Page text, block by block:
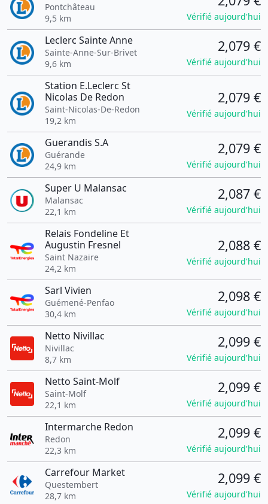
Pontchâteau
9,5 km
Vérifié aujourd'hui
Leclerc Sainte Anne
Sainte-Anne-Sur-Brivet
9,6 km
2,079 €
Vérifié aujourd'hui
Station E.Leclerc St
Nicolas De Redon
Saint-Nicolas-De-Redon
19,2 km
2,079 €
Vérifié aujourd'hui
Guerandis S.A
Guérande
24,9 km
2,079 €
Vérifié aujourd'hui
Super U Malansac
Malansac
22,1 km
2,087 €
Vérifié aujourd'hui
Relais Fondeline Et
Augustin Fresnel
Saint Nazaire
24,2 km
2,088 €
Vérifié aujourd'hui
Sarl Vivien
Guémené-Penfao
30,4 km
2,098 €
Vérifié aujourd'hui
Netto Nivillac
Nivillac
8,7 km
2,099 €
Vérifié aujourd'hui
Netto Saint-Molf
Saint-Molf
22,1 km
2,099 €
Vérifié aujourd'hui
Intermarche Redon
Redon
22,3 km
2,099 €
Vérifié aujourd'hui
Carrefour Market
Questembert
28,7 km
2,099 €
Vérifié aujourd'hui